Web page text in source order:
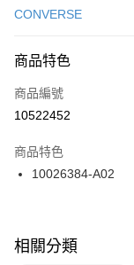
便利好安心！
３．安心：先確認商品
【「AFTEE先享後付」
１．於結帳方式選擇「
２．訂單成立數日內，
３．收到繳費通知簡訊
ATM／網路銀行／等多
※ 交易是否成功請以「
是否繳費成功／繳費後
運送方式
每筆NT$100，滿
宅配
每筆NT$100，滿
付款後門市自取
每筆NT$100，滿
CONVERSE
商品特色
商品編號
10522452
商品特色
10026384-A02
相關分類